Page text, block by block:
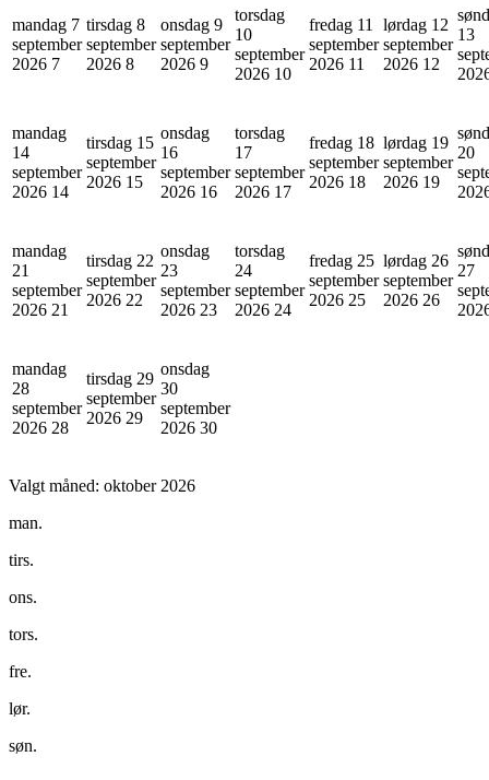
mandag 7
september
2026 7
tirsdag 8
september
2026 8
onsdag 9
september
2026 9
torsdag
10
september
2026 10
fredag 11
september
2026 11
lørdag 12
september
2026 12
13
mandag
14
september
2026 14
tirsdag 15
september
2026 15
onsdag
16
september
2026 16
torsdag
17
september
2026 17
fredag 18
september
2026 18
lørdag 19
september
2026 19
20
mandag
21
september
2026 21
tirsdag 22
september
2026 22
onsdag
23
september
2026 23
torsdag
24
september
2026 24
fredag 25
september
2026 25
lørdag 26
september
2026 26
27
mandag
28
september
2026 28
tirsdag 29
september
2026 29
onsdag
30
september
2026 30
Valgt måned: oktober 2026
man.
tirs.
ons.
tors.
fre.
lør.
søn.